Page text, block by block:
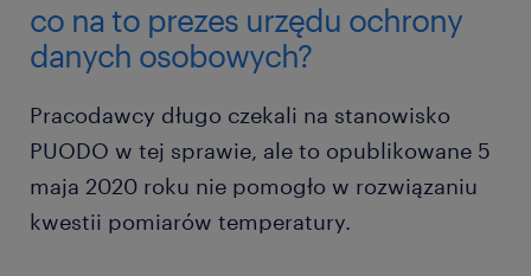
co na to prezes urzędu ochrony
danych osobowych?
Pracodawcy długo czekali na stanowisko
PUODO w tej sprawie, ale to opublikowane 5
maja 2020 roku nie pomogło w rozwiązaniu
kwestii pomiarów temperatury.